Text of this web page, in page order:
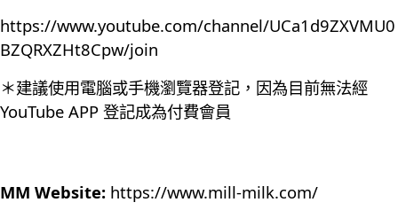
https://www.youtube.com/channel/UCa1d9ZXVMU0
BZQRXZHt8Cpw/join
＊建議使用電腦或手機瀏覽器登記，因為目前無法經
YouTube APP 登記成為付費會員
MM Website: https://www.mill-milk.com/